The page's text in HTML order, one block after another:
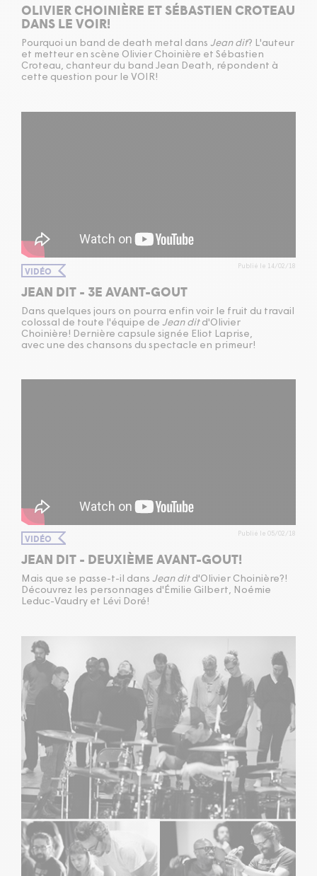
OLIVIER CHOINIÈRE ET SÉBASTIEN CROTEAU
DANS LE VOIR!
Pourquoi un band de death metal dans Jean dit? L'auteur
et metteur en scène Olivier Choinière et Sébastien
Croteau, chanteur du band Jean Death, répondent à
cette question pour le VOIR!
VIDÉO Publié le 14/02/18
JEAN DIT - 3E AVANT-GOUT
Dans quelques jours on pourra enfin voir le fruit du travail
colossal de toute l'équipe de Jean dit d'Olivier
Choinière! Dernière capsule signée Eliot Laprise,
avec une des chansons du spectacle en primeur!
VIDÉO Publié le 05/02/18
JEAN DIT - DEUXIÈME AVANT-GOUT!
Mais que se passe-t-il dans Jean dit d'Olivier Choinière?!
Découvrez les personnages d'Émilie Gilbert, Noémie
Leduc-Vaudry et Lévi Doré!